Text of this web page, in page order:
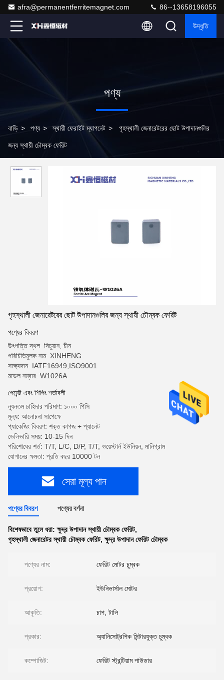
afra@permanentferritemagnet.com 86--13658196055
উদ্ধৃতি
পণ্য
বাড়ি > পণ্য > স্থায়ী ফেরাইট ম্যাগনেট > গৃহস্থালী জেনারেটরের ছোট উপাদানগুলির
জন্য স্থায়ী চৌম্বক ফেরিট
গৃহস্থালী জেনারেটরের ছোট উপাদানগুলির জন্য স্থায়ী চৌম্বক ফেরিট
পণ্যের বিবরণ
উৎপত্তি স্থল: সিচুয়ান, চীন
পরিচিতিমুলক নাম: XINHENG
সাক্ষ্যদান: IATF16949,ISO9001
মডেল নম্বার: W1026A
পেমেন্ট এবং শিপিং শর্তাবলী
ন্যূনতম চাহিদার পরিমাণ: ১০০০ পিসি
মূল্য: আলোচনা সাপেক্ষে
প্যাকেজিং বিবরণ: শক্ত কাগজ + প্যালেট
ডেলিভারি সময়: 10-15 দিন
পরিশোধের শর্ত: T/T, L/C, D/P, T/T, ওয়েস্টার্ন ইউনিয়ন, মানিগ্রাম
যোগানের ক্ষমতা: প্রতি বছর 10000 টন
সেরা মূল্য পান
পণ্যের বিবরণ পণ্যের বর্ণনা
বিশেষভাবে তুলে ধরা:ক্ষুদ্র উপাদান স্থায়ী চৌম্বক ফেরিট,
গৃহস্থালী জেনারেটর স্থায়ী চৌম্বক ফেরিট,ক্ষুদ্র উপাদান ফেরিট চৌম্বক
পণ্যের নাম: ফেরিট মোটর চুম্বক
প্রয়োগ: ইউনিভার্সাল মোটর
আকৃতি: চাপ, টালি
প্রকার: অ্যানিসোট্রপিক সিন্টারযুক্ত চুম্বক
কম্পোজিট: ফেরিট স্ট্রন্টিয়াম পাউডার